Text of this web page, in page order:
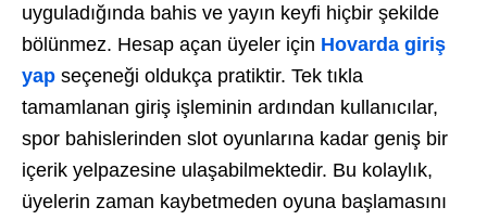
uyguladığında bahis ve yayın keyfi hiçbir şekilde
bölünmez. Hesap açan üyeler için Hovarda giriş
yap seçeneği oldukça pratiktir. Tek tıkla
tamamlanan giriş işleminin ardından kullanıcılar,
spor bahislerinden slot oyunlarına kadar geniş bir
içerik yelpazesine ulaşabilmektedir. Bu kolaylık,
üyelerin zaman kaybetmeden oyuna başlamasını